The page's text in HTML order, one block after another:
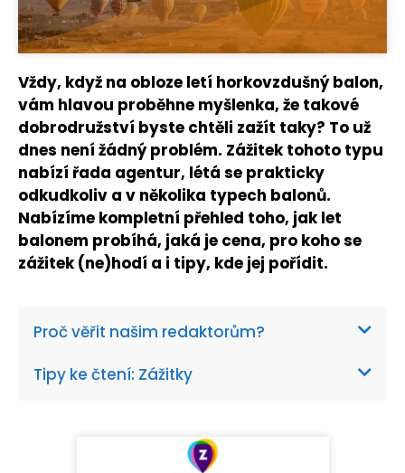
Vždy, když na obloze letí horkovzdušný balon,
vám hlavou proběhne myšlenka, že takové
dobrodružství byste chtěli zažít taky? To už
dnes není žádný problém. Zážitek tohoto typu
nabízí řada agentur, létá se prakticky
odkudkoliv a v několika typech balonů.
Nabízíme kompletní přehled toho, jak let
balonem probíhá, jaká je cena, pro koho se
zážitek (ne)hodí a i tipy, kde jej pořídit.
Proč věřit našim redaktorům?
Tipy ke čtení: Zážitky